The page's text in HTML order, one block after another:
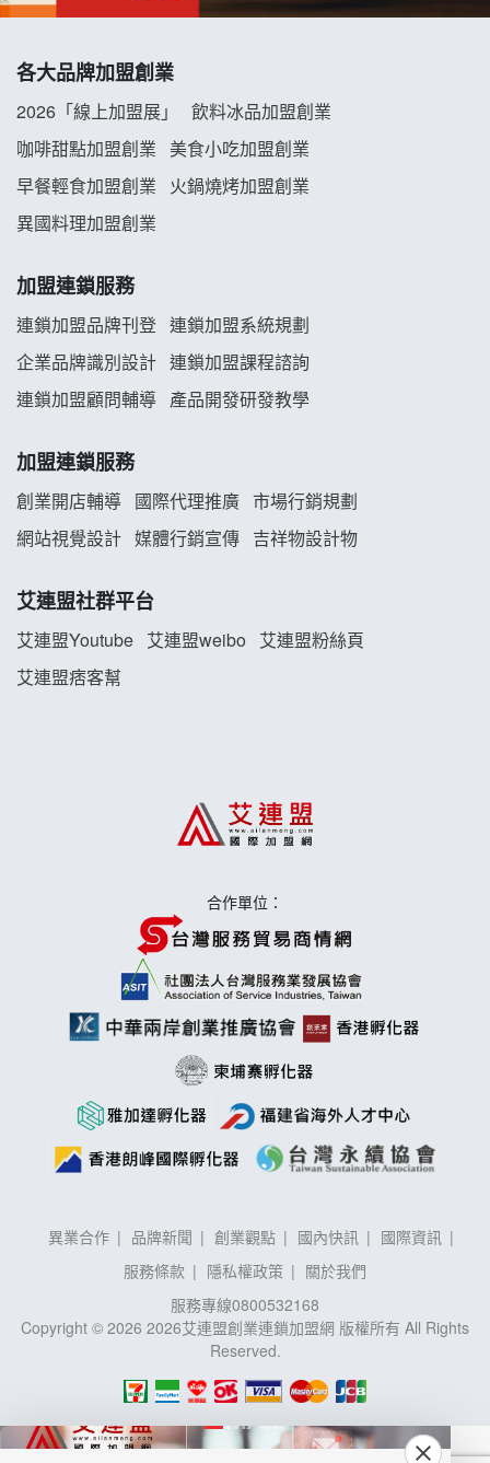
龍涎居好湯加盟說明會
舒油頭加盟說明會
義氣豐發雞加盟說明會
Mr.Wish加盟說明會
雞咕雞咕加盟說明會
TEA TOP加盟說明會
珍好味臭臭鍋加盟說明會
藍象廷泰式火鍋加盟說明會
日十。早午食加盟說明會
莫尼早餐Morni加盟說明會
各大品牌加盟創業
2026「線上加盟展」
飲料冰品加盟創業
咖啡甜點加盟創業
美食小吃加盟創業
早餐輕食加盟創業
火鍋燒烤加盟創業
異國料理加盟創業
加盟連鎖服務
連鎖加盟品牌刊登 連鎖加盟系統規劃
企業品牌識別設計 連鎖加盟課程諮詢
連鎖加盟顧問輔導 產品開發研發教學
加盟連鎖服務
創業開店輔導 國際代理推廣 市場行銷規劃
網站視覺設計 媒體行銷宣傳 吉祥物設計物
艾連盟社群平台
艾連盟Youtube 艾連盟weibo
艾連盟粉絲頁
艾連盟痞客幫
合作單位：
異業合作 品牌新聞 創業觀點 國內快訊
國際資訊
服務條款
隱私權政策
關於我們
服務專線0800532168
Copyright © 2026 2026艾連盟創業連鎖加盟網 版權所有 All Rights
Reserved.